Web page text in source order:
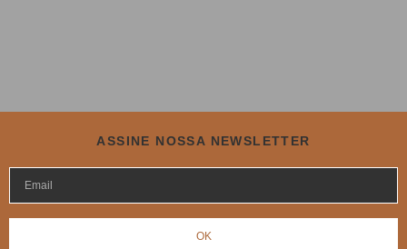
ASSINE NOSSA NEWSLETTER
OK